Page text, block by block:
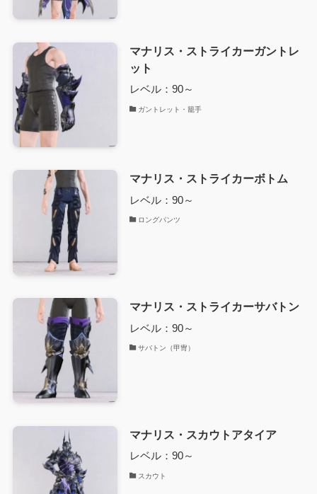
マナリス・ストライカーガントレ
ット
レベル：90～
ガントレット・籠手
マナリス・ストライカーボトム
レベル：90～
ロングパンツ
マナリス・ストライカーサバトン
レベル：90～
サバトン（甲冑）
マナリス・スカウトアタイア
レベル：90～
スカウト